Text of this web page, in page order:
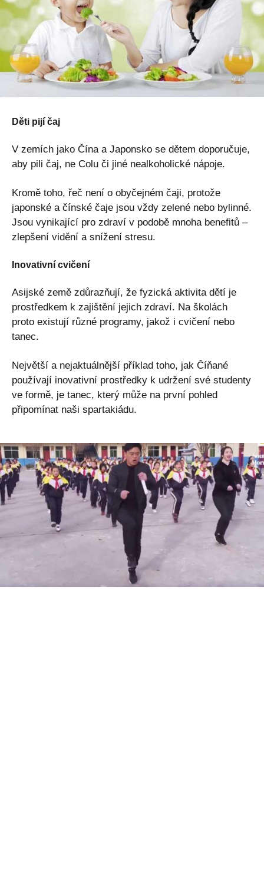
Děti pijí čaj
V zemích jako Čína a Japonsko se dětem doporučuje,
aby pili čaj, ne Colu či jiné nealkoholické nápoje.
Kromě toho, řeč není o obyčejném čaji, protože
japonské a čínské čaje jsou vždy zelené nebo bylinné.
Jsou vynikající pro zdraví v podobě mnoha benefitů –
zlepšení vidění a snížení stresu.
Inovativní cvičení
Asijské země zdůrazňují, že fyzická aktivita dětí je
prostředkem k zajištění jejich zdraví. Na školách
proto existují různé programy, jakož i cvičení nebo
tanec.
Největší a nejaktuálnější příklad toho, jak Číňané
používají inovativní prostředky k udržení své studenty
ve formě, je tanec, který může na první pohled
připomínat naši spartakiádu.